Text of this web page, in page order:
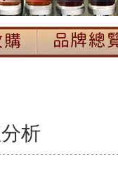
析